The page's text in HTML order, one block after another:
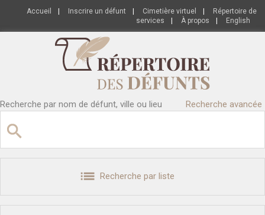
Accueil Inscrire un défunt Cimetière virtuel
Répertoire de
services
À propos English
Recherche par nom de défunt, ville ou lieu Recherche avancée
Recherche par liste